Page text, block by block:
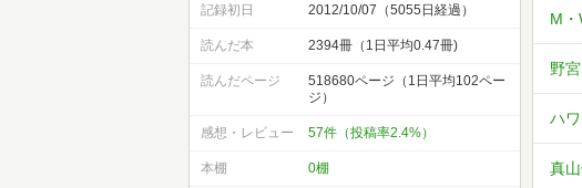
記録初日 2012/10/07（5055日経過）
読んだ本 2394冊（1日平均0.47冊)
読んだページ
518680ページ（1日平均102ペー
ジ）
感想・レビュー 57件（投稿率2.4%）
本棚 0棚
M
野
ハ
真